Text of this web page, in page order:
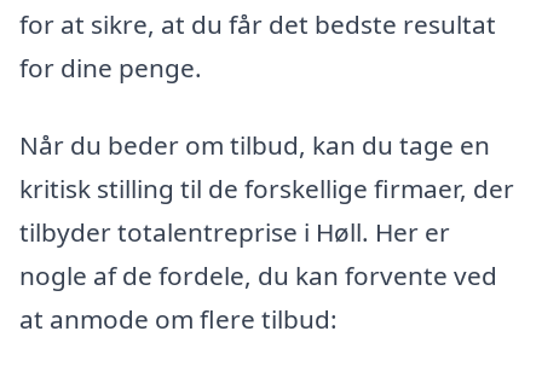
for at sikre, at du får det bedste resultat
for dine penge.
Når du beder om tilbud, kan du tage en
kritisk stilling til de forskellige firmaer, der
tilbyder totalentreprise i Høll. Her er
nogle af de fordele, du kan forvente ved
at anmode om flere tilbud: